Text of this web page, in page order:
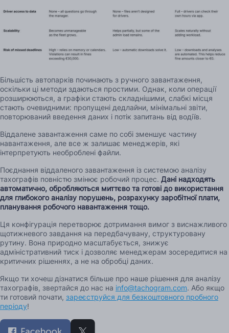
Більшість автопарків починають з ручного завантаження,
оскільки ці методи здаються простими. Однак, коли операції
розширюються, а графіки стають складнішими, слабкі місця
стають очевидними: пропущені дедлайни, мінімальні звіти,
повторюваний введення даних і потік запитань від водіїв.
Віддалене завантаження саме по собі зменшує частину
навантаження, але все ж залишає менеджерів, які
інтерпретують необроблені файли.
Поєднання віддаленого завантаження із системою аналізу
тахографів повністю змінює робочий процес. Дані надходять
автоматично, обробляються миттєво та готові до використання
для глибокого аналізу порушень, розрахунку заробітної плати,
планування робочого навантаження тощо.
Ця конфігурація перетворює дотримання вимог з виснажливого
щотижневого завдання на передбачувану, структуровану
рутину. Вона природно масштабується, знижує
адміністративний тиск і дозволяє менеджерам зосередитися на
критичних рішеннях, а не на обробці даних.
Якщо ти хочеш дізнатися більше про наше рішення для аналізу
тахографів, звертайся до нас на info@tachogram.com. Або якщо
ти готовий почати, зареєструйся для безкоштовного пробного
періоду!